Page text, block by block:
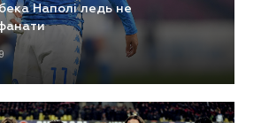
Наполі ледь не